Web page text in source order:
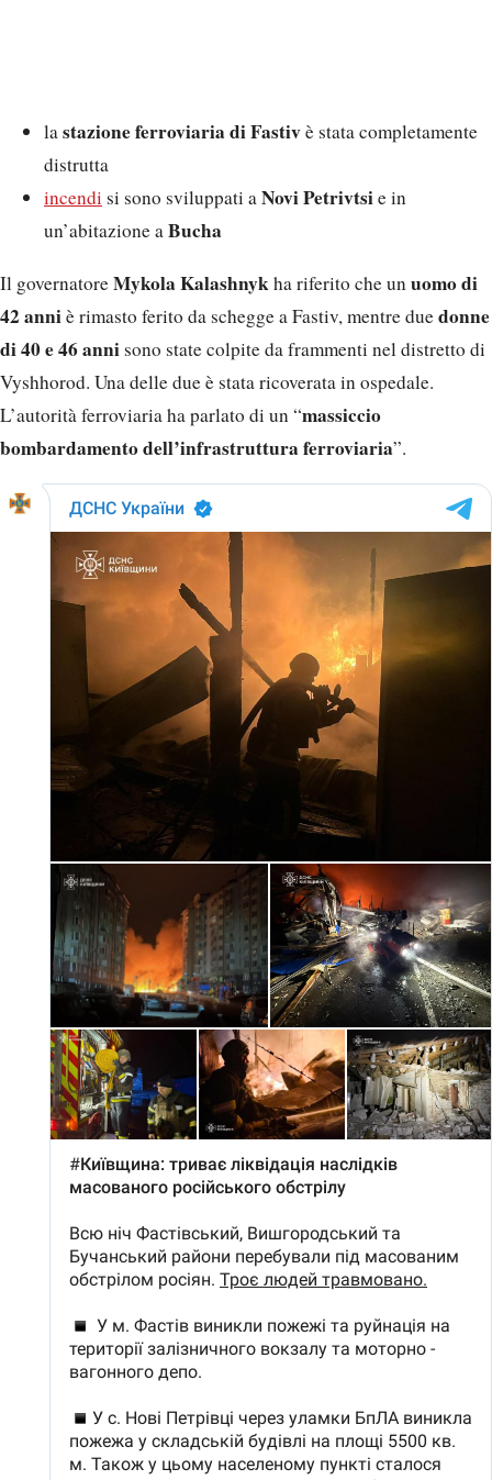
lastazione ferroviaria di Fastivè stata completamente
distrutta
incendi si sono sviluppati aNovi Petrivtsie in
un’abitazione aBucha
Il governatoreMykola Kalashnykha riferito che unuomo di
42 anniè rimasto ferito da schegge a Fastiv, mentre duedonne
di 40 e 46 annisono state colpite da frammenti nel distretto di
Vyshhorod. Una delle due è stata ricoverata in ospedale.
L’autorità ferroviaria ha parlato di un “massiccio
bombardamento dell’infrastruttura ferroviaria”.